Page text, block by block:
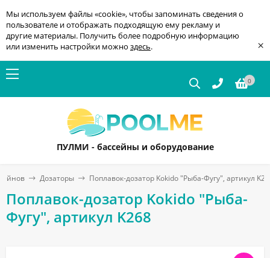
Мы используем файлы «cookie», чтобы запоминать сведения о
пользователе и отображать подходящую ему рекламу и
другие материалы. Получить более подробную информацию
или изменить настройки можно здесь. ×
0
ПУЛМИ - бассейны и оборудование
Дозаторы Поплавок-дозатор Kokido "Рыба-Фугу", артикул
Поплавок-дозатор Kokido "Рыба-
Фугу", артикул K268